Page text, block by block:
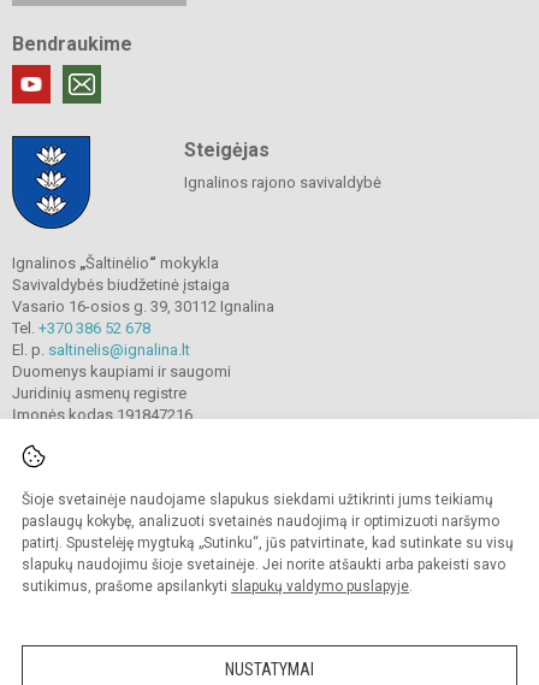
Šioje svetainėje naudojame slapukus siekdami užtikrinti jums teikiamų
paslaugų kokybę, analizuoti svetainės naudojimą ir optimizuoti naršymo
patirtį. Spustelėję mygtuką „Sutinku“, jūs patvirtinate, kad sutinkate su visų
slapukų naudojimu šioje svetainėje. Jei norite atšaukti arba pakeisti savo
sutikimus, prašome apsilankyti slapukų valdymo puslapyje.
NUSTATYMAI
Bendraukime
Steigėjas
Ignalinos rajono savivaldybė
Ignalinos „Šaltinėlio“ mokykla
Savivaldybės biudžetinė įstaiga
Vasario 16-osios g. 39, 30112 Ignalina
Tel. +370 386 52 678
El. p. saltinelis@ignalina.lt
Duomenys kaupiami ir saugomi
Juridinių asmenų registre
Įmonės kodas 191847216
© 2022. Ignalinos„Šaltinėlio “mokykla. Visos teisės saugomos.
Kopijuoti turinį be raštiško gimnazijos sutikimo griežtai draudžiama.
Prieinamumo paraiška Slapukų valdymas
Sumanus būdas atnaujinti